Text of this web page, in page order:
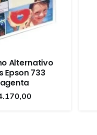
Alternativo
Epson 733